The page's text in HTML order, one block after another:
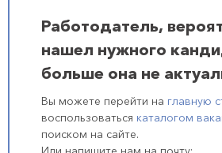
Работодатель,
нашел нужного
больше она не
Вы можете перейти на главную
воспользоваться каталогом
поиском на сайте.